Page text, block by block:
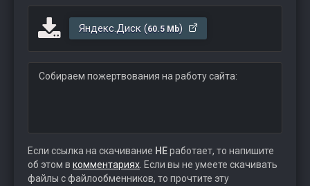
Яндекс.Диск (60.5 Mb)
Собираем пожертвования на работу сайта:
Если ссылка на скачивание НЕработает, то напишите
об этом в комментариях . Если вы не умеете скачивать
файлы с файлообменников, то прочтите эту